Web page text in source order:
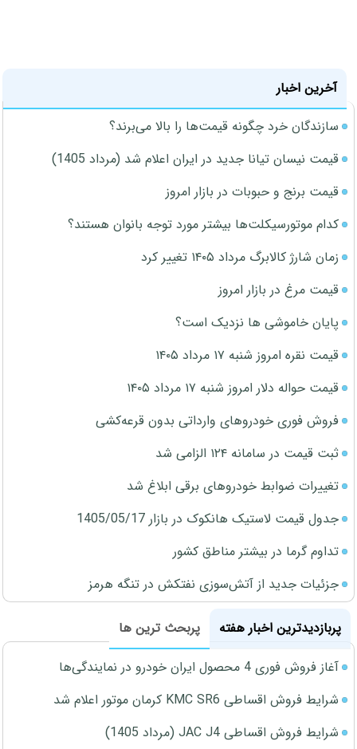
آخرین اخبار
سازندگان خرد چگونه قیمت‌ها را بالا می‌برند؟
قیمت نیسان تیانا جدید در ایران اعلام شد (مرداد 1405)
قیمت برنج و حبوبات در بازار امروز
کدام موتورسیکلت‌ها بیشتر مورد توجه بانوان هستند؟
زمان شارژ کالابرگ مرداد ۱۴۰۵ تغییر کرد
قیمت مرغ در بازار امروز
پایان خاموشی ها نزدیک است؟
قیمت نقره امروز شنبه ۱۷ مرداد ۱۴۰۵
قیمت حواله دلار امروز شنبه ۱۷ مرداد ۱۴۰۵
فروش فوری خودروهای وارداتی بدون قرعه‌کشی
ثبت قیمت در سامانه ۱۲۴ الزامی شد
تغییرات ضوابط خودروهای برقی ابلاغ شد
جدول قیمت لاستیک هانکوک در بازار 1405/05/17
تداوم گرما در بیشتر مناطق کشور
جزئیات جدید از آتش‌سوزی نفتکش در تنگه هرمز
پربازدیدترین اخبار هفته
پربحث ترین ها
آغاز فروش فوری 4 محصول ایران خودرو در نمایندگی‌ها
شرایط فروش اقساطی KMC SR6 کرمان موتور اعلام شد
شرایط فروش اقساطی JAC J4 (مرداد 1405)